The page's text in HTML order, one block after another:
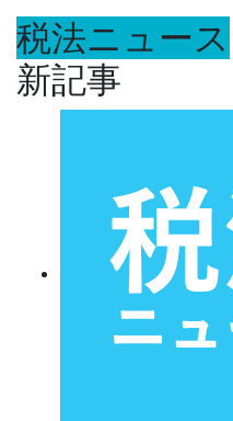
税法ニュース
新記事